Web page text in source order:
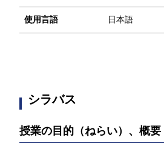
使用言語 日本語
シラバス
授業の目的（ねらい）、概要